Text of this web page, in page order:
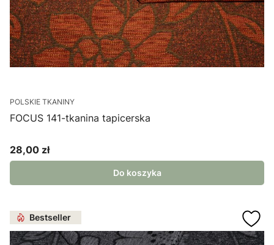
POLSKIE TKANINY
FOCUS 141-tkanina tapicerska
Cena
28,00 zł
Do koszyka
Bestseller